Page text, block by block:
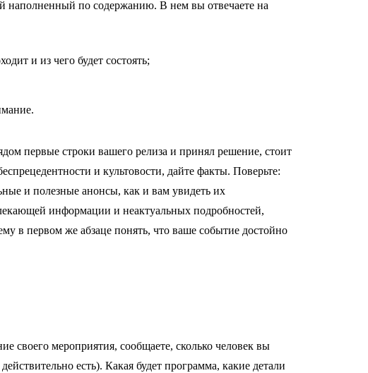
по содержанию. В нем вы отвечаете на
и из чего будет состоять;
первые строки вашего релиза и принял решение, стоит
и культовости, дайте факты. Поверьте:
и полезные анонсы, как и вам увидеть их
информации и неактуальных подробностей,
в первом же абзаце понять, что ваше событие достойно
своего мероприятия, сообщаете, сколько человек вы
есть). Какая будет программа, какие детали